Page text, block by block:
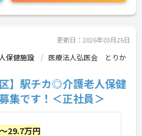
更新日：2026年03月26日
保健施設
医療法人弘医会 とりか
】駅チカ◎介護老人保健
集です！＜正社員＞
29.7万円